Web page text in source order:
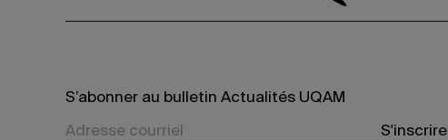
S’abonner au bulletin Actualités UQAM
S'inscrire